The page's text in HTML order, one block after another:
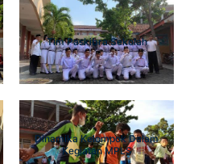
Tim Paskibra Sekolah
Dinamika Kelompok Dalam
Kegiatan MPLS